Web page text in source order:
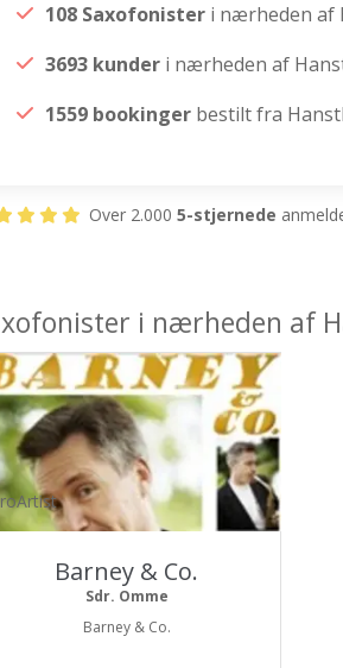
108 Saxofonister i nærheden af
3693 kunder i nærheden af
1559 bookinger bestilt fra
Over 2.000 5-stjernede
i nærheden af
Barney & Co.
Sdr. Omme
Barney & Co.